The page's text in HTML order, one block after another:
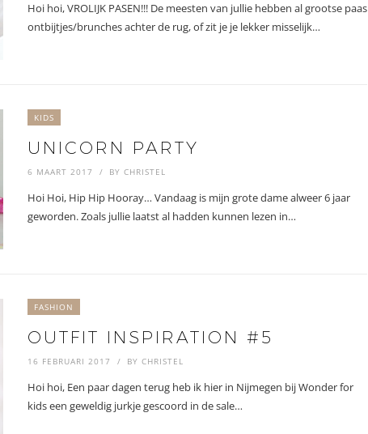
Hoi hoi, VROLIJK PASEN!!! De meesten van jullie hebben al grootse paas
ontbijtjes/brunches achter de rug, of zit je je lekker misselijk…
KIDS
UNICORN PARTY
6 MAART 2017 BY CHRISTEL
Hoi Hoi, Hip Hip Hooray… Vandaag is mijn grote dame alweer 6 jaar
geworden. Zoals jullie laatst al hadden kunnen lezen in…
FASHION
OUTFIT INSPIRATION #5
16 FEBRUARI 2017 BY CHRISTEL
Hoi hoi, Een paar dagen terug heb ik hier in Nijmegen bij Wonder for
kids een geweldig jurkje gescoord in de sale…